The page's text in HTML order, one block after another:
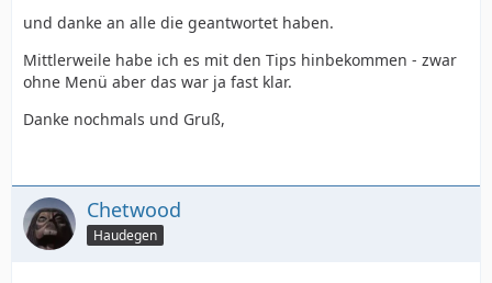
und danke an alle die geantwortet haben.
Mittlerweile habe ich es mit den Tips hinbekommen - zwar
ohne Menü aber das war ja fast klar.
Danke nochmals und Gruß,
Chetwood
Haudegen